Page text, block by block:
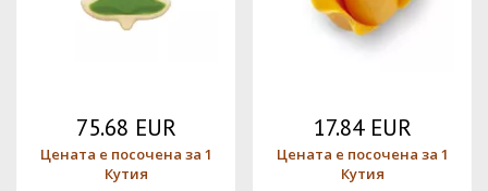
75.68 EUR
Цената е посочена за 1
Кутия
17.84 EUR
Цената е посочена за 1
Кутия